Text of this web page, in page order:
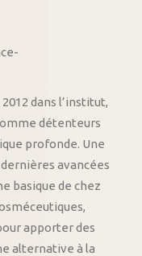
dans l’institut,
détenteurs
profonde. Une
avancées
basique de chez
apporter des
alternative à la